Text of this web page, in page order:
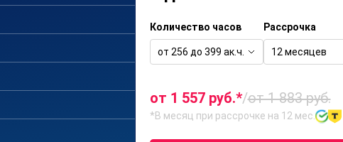
Количество часов
от 256 до 399 ак.ч.
Рассрочка
12 месяцев
от 1 557 руб.*/от 1 883 руб.
*В месяц при рассрочке на 12 мес.